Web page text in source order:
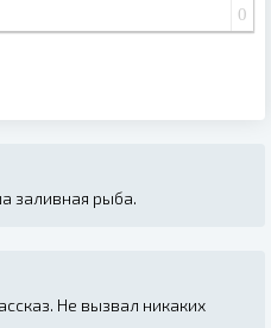
0
заливная рыба.
Не вызвал никаких